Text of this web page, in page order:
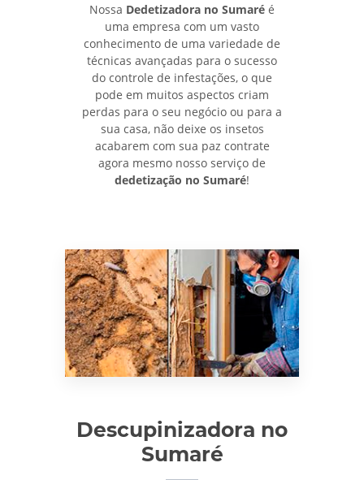
Nossa Dedetizadora no Sumaré é
uma empresa com um vasto
conhecimento de uma variedade de
técnicas avançadas para o sucesso
do controle de infestações, o que
pode em muitos aspectos criam
perdas para o seu negócio ou para a
sua casa, não deixe os insetos
acabarem com sua paz contrate
agora mesmo nosso serviço de
dedetização no Sumaré!
Descupinizadora no
Sumaré